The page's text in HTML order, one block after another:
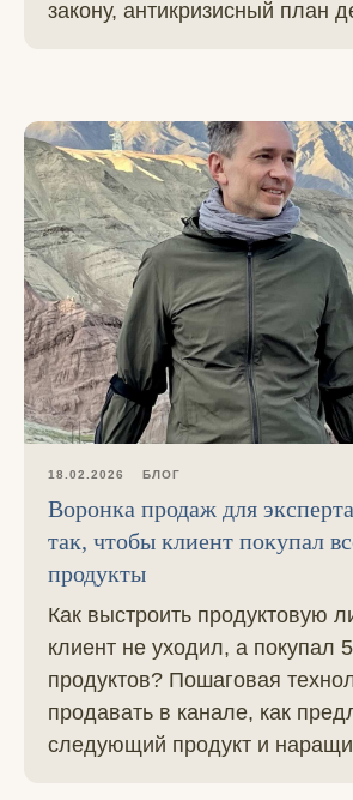
закону, антикризисный план
18.02.2026 БЛОГ
Воронка продаж для
так, чтобы клиент покупал
продукты
Как выстроить продуктовую
клиент не уходил, а покупал
продуктов? Пошаговая
продавать в канале, как
следующий продукт и